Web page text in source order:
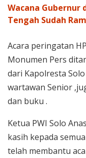
Wacana Gubernur
Tengah Sudah
Acara peringatan
Monumen Pers
dari Kapolresta
wartawan Senior
dan buku .
Ketua PWI Solo
kasih kepada
telah membantu